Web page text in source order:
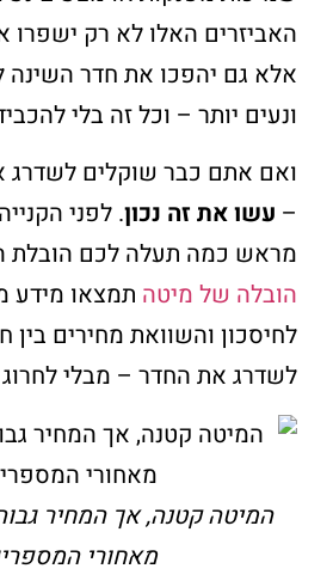
האביזרים האלו לא רק ישפרו
אלא גם יהפכו את חדר השינה
ונעים יותר – וכל זה בלי
ואם אתם כבר שוקלים
– עשו את זה נכון. לפני
מראש כמה תעלה לכם הובלת
הובלה של מיטה תמצאו מידע
לחיסכון והשוואת מחירים בין
לשדרג את החדר – מבלי
המיטה קטנה, אך המחיר
מאחורי